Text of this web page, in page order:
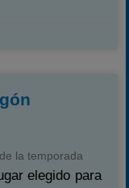
la temporada
elegido para